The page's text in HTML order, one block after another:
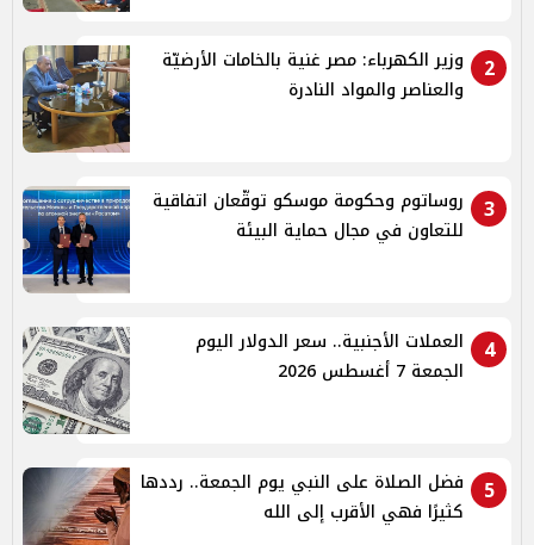
2
وزير الكهرباء: مصر غنية بالخامات الأرضيّة
والعناصر والمواد النادرة
3
روساتوم وحكومة موسكو توقّعان اتفاقية
للتعاون في مجال حماية البيئة
4
العملات الأجنبية.. سعر الدولار اليوم
الجمعة 7 أغسطس 2026
5
فضل الصلاة على النبي يوم الجمعة.. رددها
كثيرًا فهي الأقرب إلى الله